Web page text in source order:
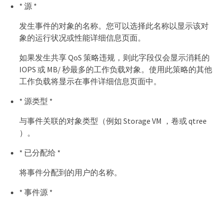
* 源 *
发生事件的对象的名称。您可以选择此名称以显示该对
象的运行状况或性能详细信息页面。
如果发生共享 QoS 策略违规，则此字段仅会显示消耗的
IOPS 或 MB/ 秒最多的工作负载对象。使用此策略的其他
工作负载将显示在事件详细信息页面中。
* 源类型 *
与事件关联的对象类型（例如 Storage VM ，卷或 qtree
）。
* 已分配给 *
将事件分配到的用户的名称。
* 事件源 *